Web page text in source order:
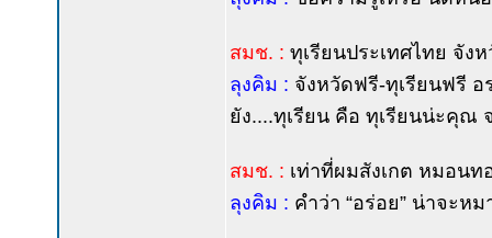
สมช. : ทุเรียนประเทศไทย จัง
ลุงคิม : จังหวัดฟรี-ทุเรียนฟรี
ยัง....ทุเรียน คือ ทุเรียนน่ะคุณ
สมช. : เท่าที่ผมสังเกต หมอน
ลุงคิม : คำว่า “อร่อย” น่าจะห